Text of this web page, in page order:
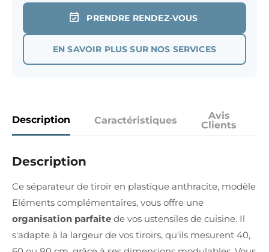
PRENDRE RENDEZ-VOUS
EN SAVOIR PLUS SUR NOS SERVICES
Description Caractéristiques
Avis
Clients
Description
Ce séparateur de tiroir en plastique anthracite, modèle
Eléments complémentaires, vous offre une
organisation parfaite de vos ustensiles de cuisine. Il
s'adapte à la largeur de vos tiroirs, qu'ils mesurent 40,